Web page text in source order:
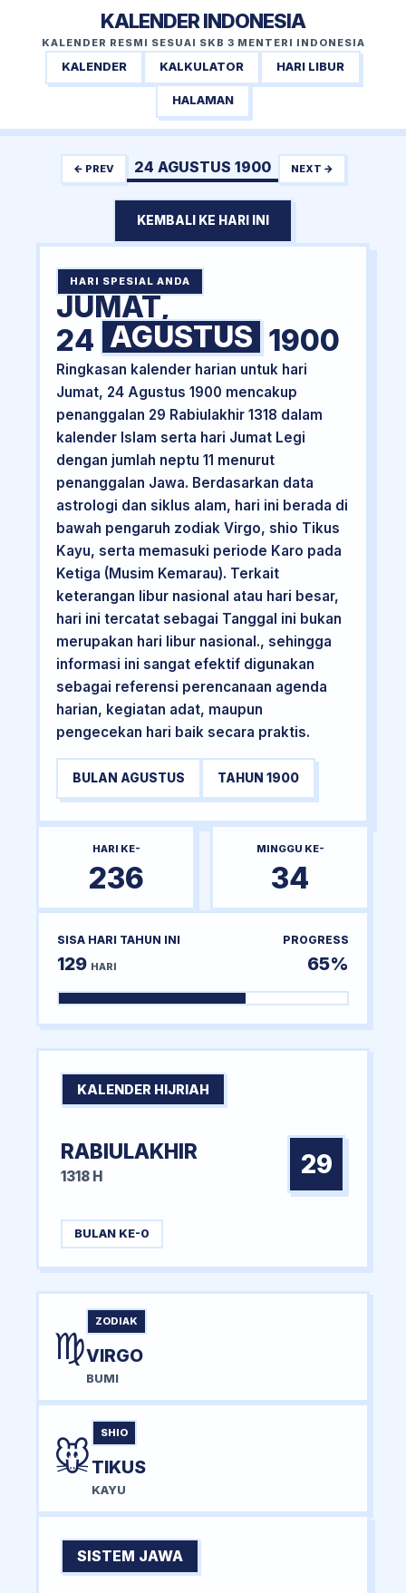
KALENDER INDONESIA
KALENDER RESMI SESUAI SKB 3 MENTERI INDONESIA
KALENDER KALKULATOR HARI LIBUR
HALAMAN
← PREV 24 AGUSTUS 1900 NEXT →
KEMBALI KE HARI INI
HARI SPESIAL ANDA
JUMAT,
24 AGUSTUS 1900
Ringkasan kalender harian untuk hari
Jumat, 24 Agustus 1900 mencakup
penanggalan 29 Rabiulakhir 1318 dalam
kalender Islam serta hari Jumat Legi
dengan jumlah neptu 11 menurut
penanggalan Jawa. Berdasarkan data
astrologi dan siklus alam, hari ini berada di
bawah pengaruh zodiak Virgo, shio Tikus
Kayu, serta memasuki periode Karo pada
Ketiga (Musim Kemarau). Terkait
keterangan libur nasional atau hari besar,
hari ini tercatat sebagai Tanggal ini bukan
merupakan hari libur nasional., sehingga
informasi ini sangat efektif digunakan
sebagai referensi perencanaan agenda
harian, kegiatan adat, maupun
pengecekan hari baik secara praktis.
BULAN AGUSTUS TAHUN 1900
HARI KE-
236
MINGGU KE-
34
SISA HARI TAHUN INI
129 HARI
PROGRESS
65%
KALENDER HIJRIAH
RABIULAKHIR
1318 H 29
BULAN KE-0
♍
ZODIAK
VIRGO
BUMI
🐭
SHIO
TIKUS
KAYU
SISTEM JAWA